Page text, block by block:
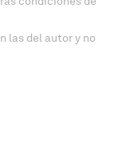
las del autor y no